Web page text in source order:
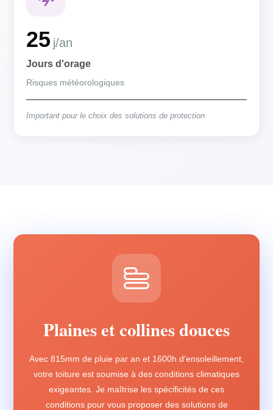
25 j/an
Jours d'orage
Risques météorologiques
Important pour le choix des solutions de protection
Plaines et collines douces
Avec 815mm de pluie par an et 1600h d'ensoleillement,
votre toiture est soumise à des conditions climatiques
exigeantes. Je maîtrise les spécificités de ces
conditions pour vous proposer des solutions de